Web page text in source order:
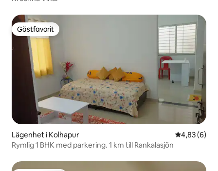
Gästfavorit
Gästfavorit
Lägenhet i Kolhapur 4,83 av 5 i
4,83 (6)
Rymlig 1 BHK med parkering. 1 km till Rankalasjön